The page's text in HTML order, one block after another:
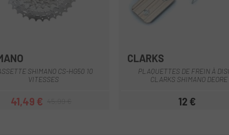
SHIMANO CS-HG50 10
VITESSES
Prix
41,49 €Prix habituel
CLARKS
PLAQUETTES DE FREIN À
CLARKS SHIMANO DEORE
Prix
12 €